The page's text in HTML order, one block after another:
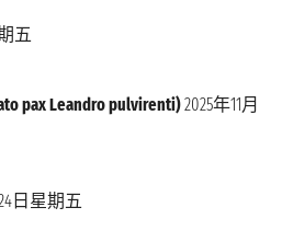
五
pax Leandro pulvirenti) 2025年11月
日星期五